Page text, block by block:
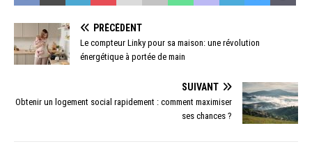
PRÉCÉDENT
Le compteur Linky pour sa maison: une révolution
énergétique à portée de main
SUIVANT
Obtenir un logement social rapidement : comment maximiser
ses chances ?